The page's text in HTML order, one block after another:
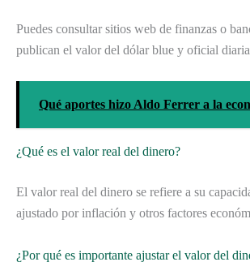
Puedes consultar sitios web de finanzas o
publican el valor del dólar blue y oficial
Qué aportes hizo Aldo Ferrer a la
¿Qué es el valor real del dinero?
El valor real del dinero se refiere a su
ajustado por inflación y otros factores
¿Por qué es importante ajustar el valor del